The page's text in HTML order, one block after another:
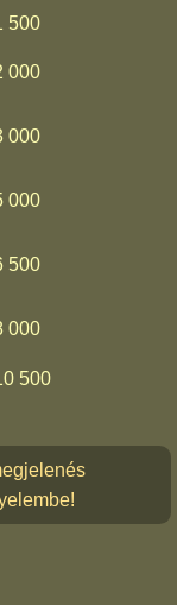
500
000
000
000
500
000
500